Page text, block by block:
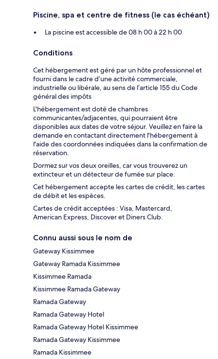
Piscine, spa et centre de fitness (le cas échéant)
La piscine est accessible de 08 h 00 à 22 h 00
Conditions
Cet hébergement est géré par un hôte professionnel et
fourni dans le cadre d’une activité commerciale,
industrielle ou libérale, au sens de l’article 155 du Code
général des impôts
L'hébergement est doté de chambres
communicantes/adjacentes, qui pourraient être
disponibles aux dates de votre séjour. Veuillez en faire la
demande en contactant directement l'hébergement à
l'aide des coordonnées indiquées dans la confirmation de
réservation.
Dormez sur vos deux oreilles, car vous trouverez un
extincteur et un détecteur de fumée sur place.
Cet hébergement accepte les cartes de crédit, les cartes
de débit et les espèces.
Cartes de crédit acceptées : Visa, Mastercard,
American Express, Discover et Diners Club.
Connu aussi sous le nom de
Gateway Kissimmee
Gateway Ramada Kissimmee
Kissimmee Ramada
Kissimmee Ramada Gateway
Ramada Gateway
Ramada Gateway Hotel
Ramada Gateway Hotel Kissimmee
Ramada Gateway Kissimmee
Ramada Kissimmee